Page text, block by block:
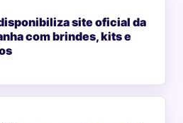
site oficial da
com brindes, kits e